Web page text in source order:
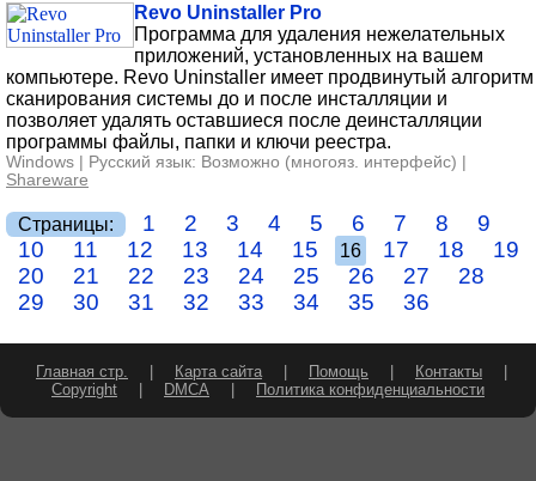
Revo Uninstaller Pro
Программа для удаления нежелательных
приложений, установленных на вашем
компьютере. Revo Uninstaller имеет продвинутый алгоритм
сканирования системы до и после инсталляции и
позволяет удалять оставшиеся после деинсталляции
программы файлы, папки и ключи реестра.
Windows | Русский язык: Возможно (многояз. интерфейс) |
Shareware
Страницы: 1 2 3 4 5 6 7 8
9
10
11 12 13 14 15 16 17 18
19
20
21 22 23 24 25 26 27
28
29
30 31 32 33 34 35 36
Главная стр. Карта сайта Помощь Контакты
Copyright
DMCA Политика конфиденциальности